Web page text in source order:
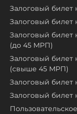
Залоговый билет
Залоговый билет
Залоговый билет
(до 45 МРП)
Залоговый билет
(свыше 45 МРП)
Залоговый билет
Залоговый билет